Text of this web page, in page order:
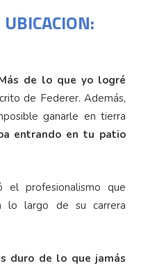
de lo que yo logré
de Federer. Además,
ganarle en tierra
entrando en tu patio
el profesionalismo que
lo largo de su carrera
duro de lo que jamás